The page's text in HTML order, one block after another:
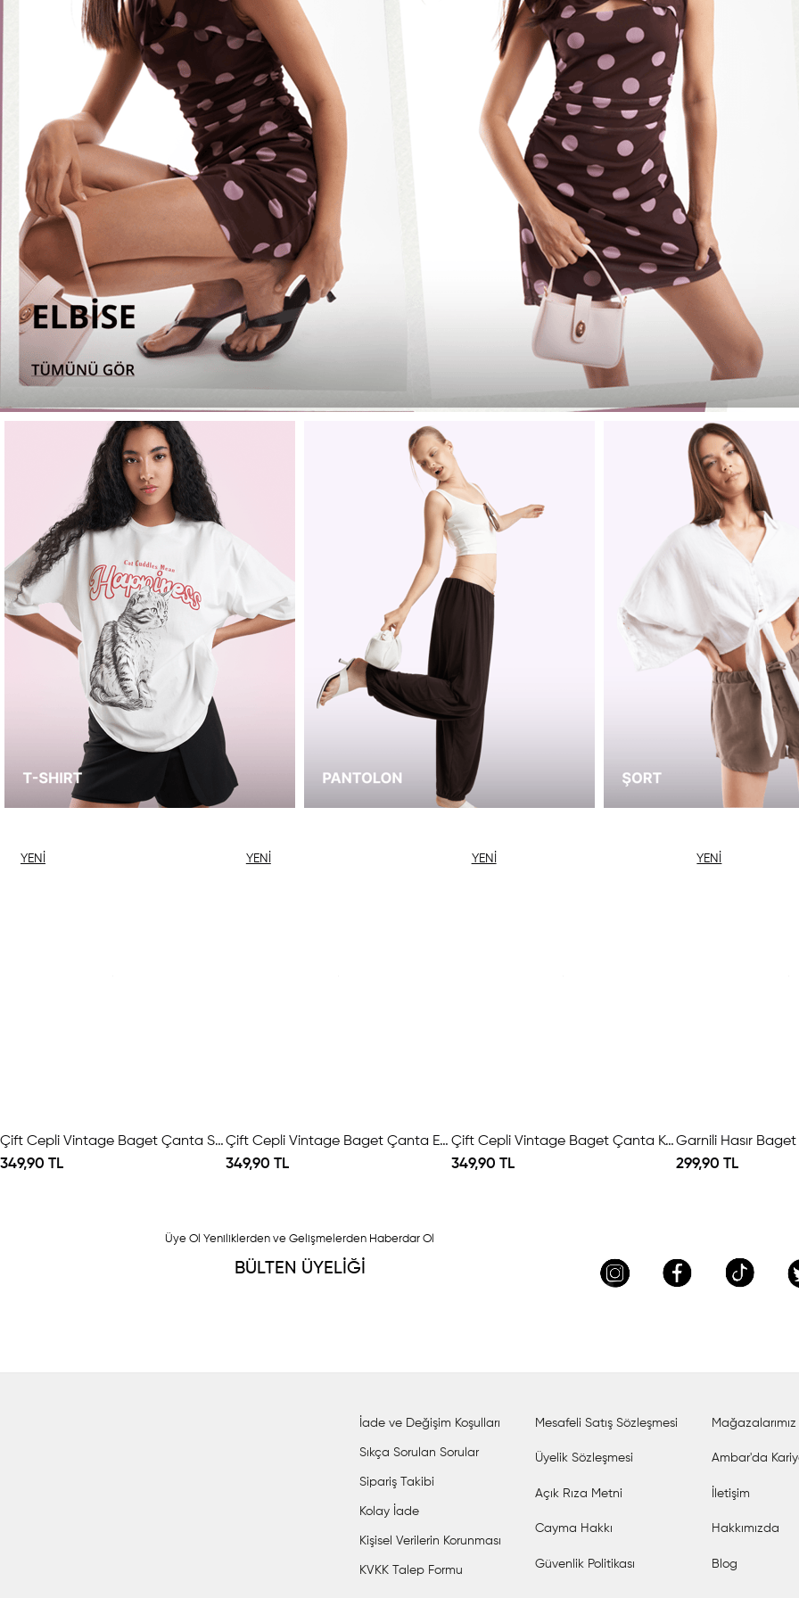
Çift Cepli Vintage Baget Çanta Siyah
349,90 TL
YENI
Çift Cepli Vintage Baget Çanta Ekru
349,90 TL
YENI
Çift Cepli Vintage Baget Çanta Kahve
349,90 TL
YENI
Garnili Hasır
299,90 TL
YENI
Üye Ol Yeniliklerden ve Gelişmelerden Haberdar Ol
BÜLTEN ÜYELİĞİ
İade ve Değişim Koşulları
Sıkça Sorulan Sorular
Sipariş Takibi
Kolay İade
Kişisel Verilerin Korunması
KVKK Talep Formu
Mesafeli Satış Sözleşmesi
Üyelik Sözleşmesi
Açık Rıza Metni
Cayma Hakkı
Güvenlik Politikası
Mağazalarımız
Ambar'da
İletişim
Hakkımızda
Blog